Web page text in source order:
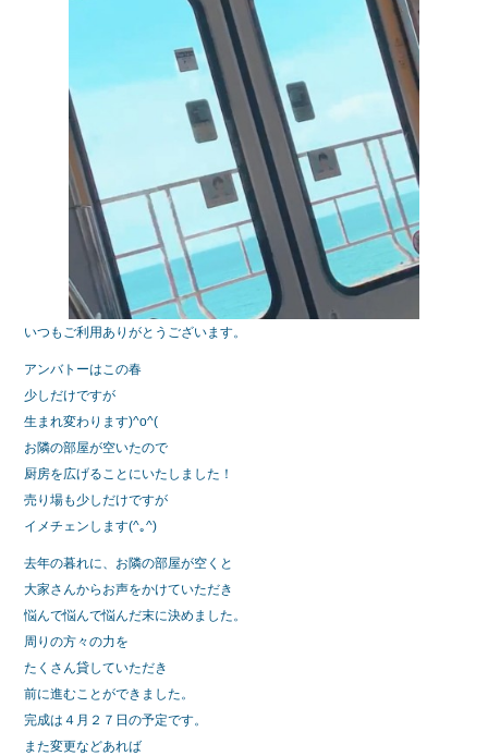
o
o
k
いつもご利用ありがとうございます。
アンバトーはこの春
少しだけですが
生まれ変わります)^o^(
お隣の部屋が空いたので
厨房を広げることにいたしました！
売り場も少しだけですが
イメチェンします(^｡^)
去年の暮れに、お隣の部屋が空くと
大家さんからお声をかけていただき
悩んで悩んで悩んだ末に決めました。
周りの方々の力を
たくさん貸していただき
前に進むことができました。
完成は４月２７日の予定です。
また変更などあれば